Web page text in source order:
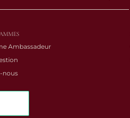
Ambassadeur
nous